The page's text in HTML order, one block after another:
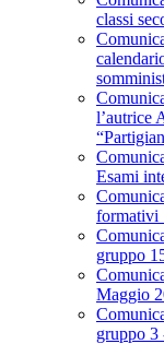
classi
l’autrice
Esami
formativi
gruppo
Maggio
gruppo 3